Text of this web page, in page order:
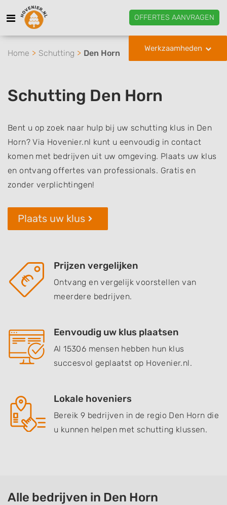
OFFERTES AANVRAGEN
Werkzaamheden
Home Schutting Den Horn
Schutting Den Horn
Bent u op zoek naar hulp bij uw schutting klus in Den
Horn? Via Hovenier.nl kunt u eenvoudig in contact
komen met bedrijven uit uw omgeving. Plaats uw klus
en ontvang offertes van professionals. Gratis en
zonder verplichtingen!
Plaats uw klus
Prijzen vergelijken
Ontvang en vergelijk voorstellen van
meerdere bedrijven.
Eenvoudig uw klus plaatsen
Al 15306 mensen hebben hun klus
succesvol geplaatst op Hovenier.nl.
Lokale hoveniers
Bereik 9 bedrijven in de regio Den Horn die
u kunnen helpen met schutting klussen.
Alle bedrijven in Den Horn